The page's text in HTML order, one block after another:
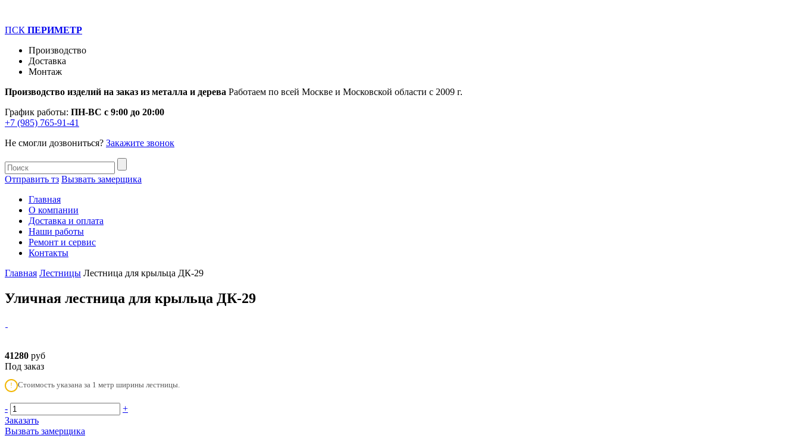
ПСК ПЕРИМЕТР
Производство
Доставка
Монтаж
Производство изделий на заказ из металла и дерева Работаем по всей Москве и Московской области с 2009 г.
График работы: ПН-ВС с 9:00 до 20:00
+7 (985) 765-91-41
Не смогли дозвониться? Закажите звонок
Отправить тз Вызвать замерщика
Главная
О компании
Доставка и оплата
Наши работы
Ремонт и сервис
Контакты
Главная Лестницы Лестница для крыльца ДК-29
Уличная лестница для крыльца ДК-29
41280 руб
Под заказ
! Стоимость указана за 1 метр ширины лестницы.
-
+
Заказать
Вызвать замерщика